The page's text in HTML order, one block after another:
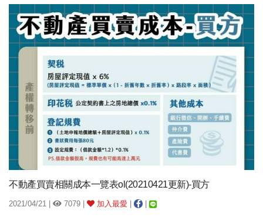
不動產買賣相關成本一覽表ol(20210421更新)-買方
2021/04/21 | 7079 | 加入最愛 | |